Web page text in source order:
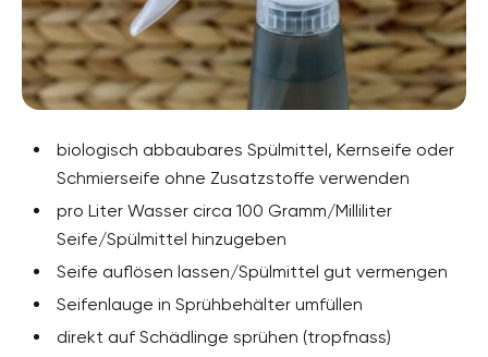
biologisch abbaubares Spülmittel, Kernseife oder
Schmierseife ohne Zusatzstoffe verwenden
pro Liter Wasser circa 100 Gramm/Milliliter
Seife/Spülmittel hinzugeben
Seife auflösen lassen/Spülmittel gut vermengen
Seifenlauge in Sprühbehälter umfüllen
direkt auf Schädlinge sprühen (tropfnass)